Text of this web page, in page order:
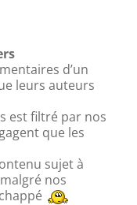
d’un
leurs auteurs
est filtré par nos
que les
sujet à
nos